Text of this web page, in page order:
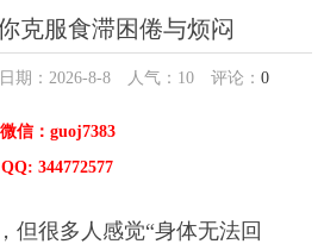
克服食滞困倦与烦闷
：2026-8-8 人气： 10 评论： 0
微信：guoj7383
QQ: 344772577
但很多人感觉“身体无法回